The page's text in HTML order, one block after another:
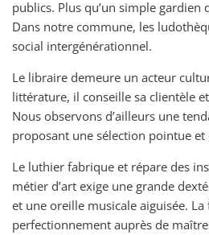
publics. Plus qu’un simple
Dans notre commune, les
social intergénérationnel.
Le libraire demeure un acteur
littérature, il conseille sa clientèle
Nous observons d’ailleurs une
proposant une sélection pointue
Le luthier fabrique et répare des
métier d’art exige une grande
et une oreille musicale aiguisée.
perfectionnement auprès de